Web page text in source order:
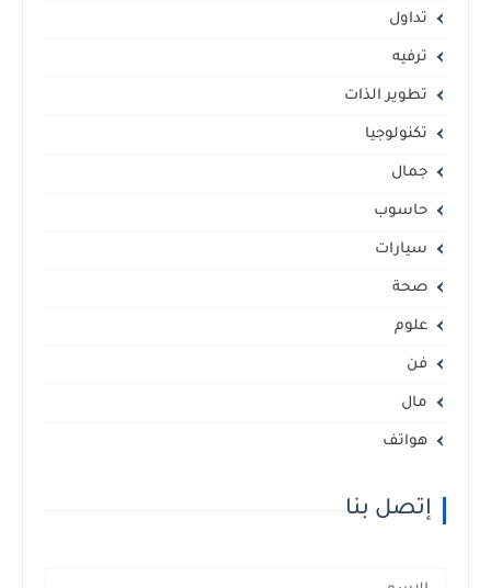
تداول
ترفيه
تطوير الذات
تكنولوجيا
جمال
حاسوب
سيارات
صحة
علوم
فن
مال
هواتف
إتصل بنا